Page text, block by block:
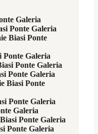
Galeria
Ponte Galeria
Biasi Ponte
Ponte Galeria
Ponte Galeria
Ponte Galeria
Biasi Ponte
Ponte Galeria
Galeria
Ponte Galeria
Ponte Galeria